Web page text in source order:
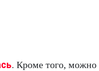
. Кроме того, можно